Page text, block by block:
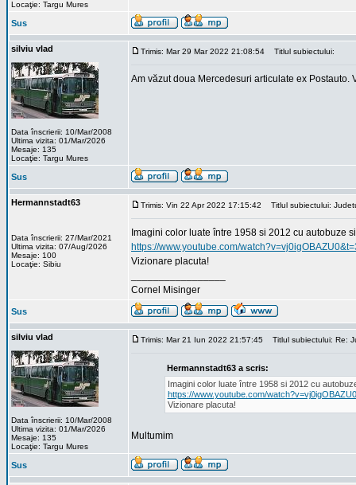
Locaţie: Targu Mures
Sus
silviu vlad
Data înscrierii: 10/Mar/2008
Ultima vizita: 01/Mar/2026
Mesaje: 135
Locaţie: Targu Mures
Trimis: Mar 29 Mar 2022 21:08:54 Titlul subiectului:
Am văzut doua Mercedesuri articulate ex Postauto.
Sus
Hermannstadt63
Data înscrierii: 27/Mar/2021
Ultima vizita: 07/Aug/2026
Mesaje: 100
Locaţie: Sibiu
Trimis: Vin 22 Apr 2022 17:15:42 Titlul subiectului:
Imagini color luate între 1958 si 2012 cu autobuze
https://www.youtube.com/
Vizionare placuta!
Cornel Misinger
Sus
silviu vlad
Data înscrierii: 10/Mar/2008
Ultima vizita: 01/Mar/2026
Mesaje: 135
Locaţie: Targu Mures
Trimis: Mar 21 Iun 2022 21:57:45 Titlul subiectului: Re:
Hermannstadt63 a scris:
Imagini color luate între 1958 si 2012 cu
https://www.youtube.com/
Vizionare placuta!
Multumim
Sus